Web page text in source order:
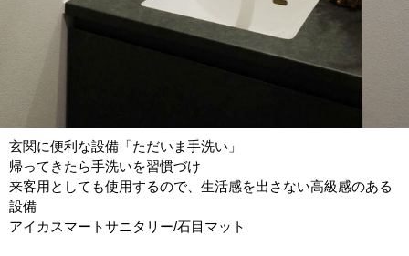
玄関に便利な設備「ただいま手洗い」
帰ってきたら手洗いを習慣づけ
来客用としても使用するので、生活感を出さない高級感のある
設備
アイカスマートサニタリー/石目マット